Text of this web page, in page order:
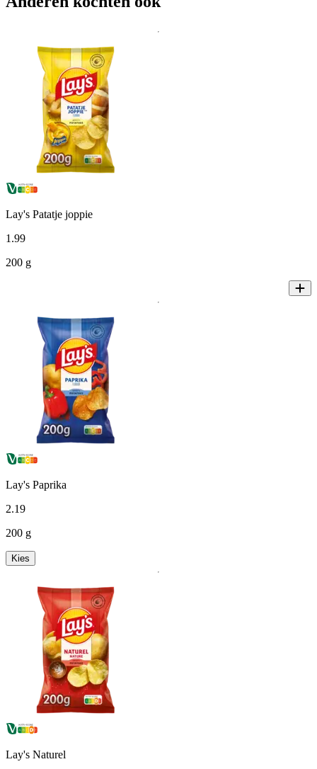
Lay's Patatje joppie
1 .99
200 g
Lay's Paprika
2.19
200 g
Kies
Lay's Naturel